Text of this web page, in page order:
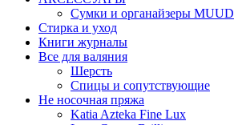
Сумки и органайзеры MUUD
Стирка и уход
Книги журналы
Все для валяния
Шерсть
Спицы и сопутствующие
Не носочная пряжа
Katia Azteka Fine Lux